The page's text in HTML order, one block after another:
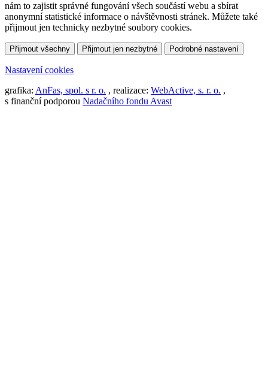
nám to zajistit správné fungování všech součástí webu a sbírat
anonymní statistické informace o návštěvnosti stránek. Můžete také
přijmout jen technicky nezbytné soubory cookies.
Přijmout všechny Přijmout jen nezbytné Podrobné nastavení
Nastavení cookies
grafika: AnFas, spol. s r. o. , realizace: WebActive, s. r. o. ,
s finanční podporou Nadačního fondu Avast